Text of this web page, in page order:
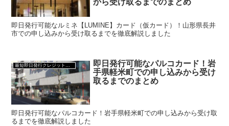
即日発行可能なルミネ【LUMINE】カード（仮カード）！山形県長井
市での申し込みから受け取るまでを徹底解説しました
即日発行可能なパルコカード！岩
手県軽米町での申し込みから受け
取るまでのまとめ
即日発行可能なパルコカード！岩手県軽米町での申し込みから受け取
るまでを徹底解説しました